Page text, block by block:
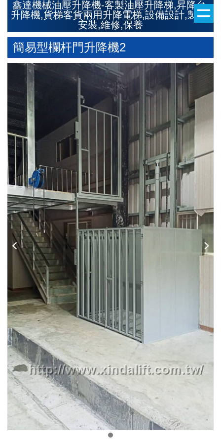
鑫達機械油壓升降機-客製油壓升降梯,昇降台,
升降機,貨梯客貨兩用升降電梯,設備設計,製造,
安裝,維修,保養
簡易型欄杆門升降機2